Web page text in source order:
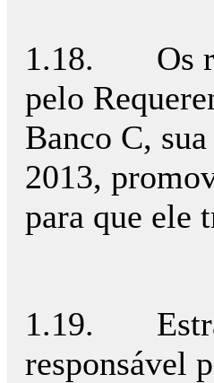
1.18. Os
pelo
Banco C,
2013,
para que ele
1.19.
responsável